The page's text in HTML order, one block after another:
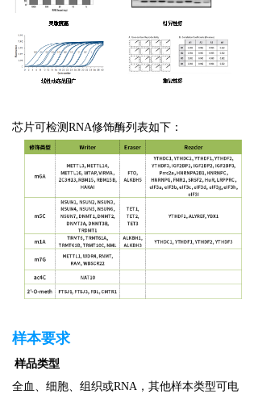
芯片可检测RNA修饰酶列表如下：
样本要求
样品类型
全血、细胞、组织或RNA，其他样本类型可电